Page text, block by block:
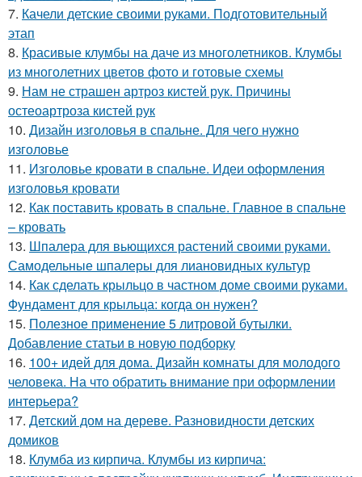
7. Качели детские своими руками. Подготовительный
этап
8. Красивые клумбы на даче из многолетников. Клумбы
из многолетних цветов фото и готовые схемы
9. Нам не страшен артроз кистей рук. Причины
остеоартроза кистей рук
10. Дизайн изголовья в спальне. Для чего нужно
изголовье
11. Изголовье кровати в спальне. Идеи оформления
изголовья кровати
12. Как поставить кровать в спальне. Главное в спальне
– кровать
13. Шпалера для вьющихся растений своими руками.
Самодельные шпалеры для лиановидных культур
14. Как сделать крыльцо в частном доме своими руками.
Фундамент для крыльца: когда он нужен?
15. Полезное применение 5 литровой бутылки.
Добавление статьи в новую подборку
16. 100+ идей для дома. Дизайн комнаты для молодого
человека. На что обратить внимание при оформлении
интерьера?
17. Детский дом на дереве. Разновидности детских
домиков
18. Клумба из кирпича. Клумбы из кирпича: